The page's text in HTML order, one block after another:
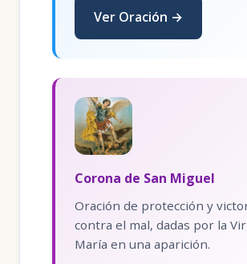
Ver Oración →
Corona de San Miguel
Oración de protección y
contra el mal, dadas por la
María en una aparición.